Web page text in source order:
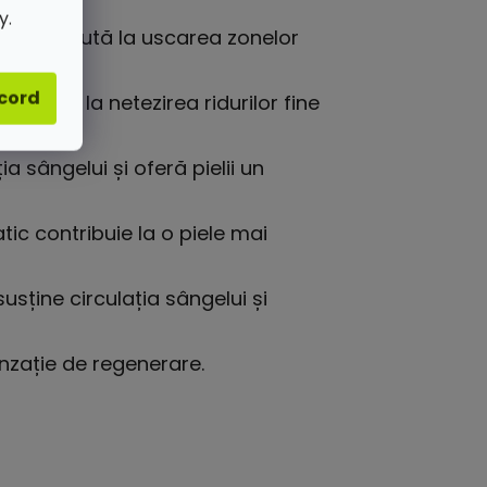
ajută la uscarea zonelor
ajută la netezirea ridurilor fine
sângelui și oferă pielii un
contribuie la o piele mai
circulația sângelui și
de regenerare.